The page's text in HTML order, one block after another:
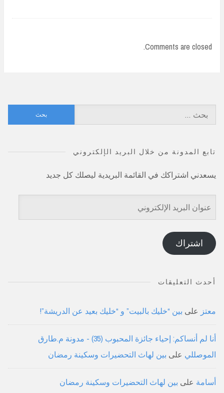
Comments are closed.
عن:
تابع المدونة من خلال البريد الإلكتروني
يسعدني اشتراكك في القائمة البريدية ليصلك كل جديد
عنوان
البريد
الإلكتروني
اشتراك
أحدث التعليقات
معتز على بين “خليك بالبيت” و “خليك بعيد عن الدريشة”!
أنا لم أنساكم: إحياء جائزة المحبوب (35) - مدونة م.طارق
الموصللي على بين لهاث التحضيرات وسكينة رمضان
أسامة على بين لهاث التحضيرات وسكينة رمضان